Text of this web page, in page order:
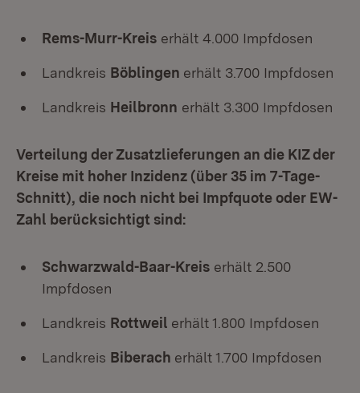
Rems-Murr-Kreis erhält 4.000 Impfdosen
Landkreis Böblingen erhält 3.700 Impfdosen
Landkreis Heilbronn erhält 3.300 Impfdosen
Verteilung der Zusatzlieferungen an die KIZ der
Kreise mit hoher Inzidenz (über 35 im 7-Tage-
Schnitt), die noch nicht bei Impfquote oder EW-
Zahl berücksichtigt sind:
Schwarzwald-Baar-Kreis erhält 2.500
Impfdosen
Landkreis Rottweil erhält 1.800 Impfdosen
Landkreis Biberach erhält 1.700 Impfdosen